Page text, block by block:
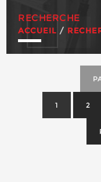
RECHERCHE
ACCUEIL /
1 2